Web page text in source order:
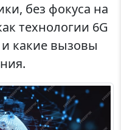
без фокуса на
технологии 6G
какие вызовы